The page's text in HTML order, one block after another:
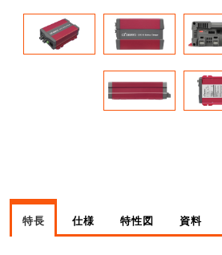
特長 仕様 特性図 資料